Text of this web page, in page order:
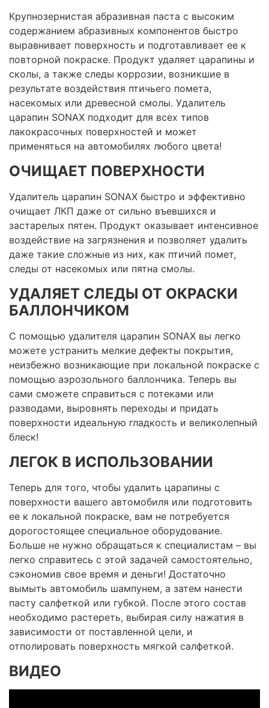
Крупнозернистая абразивная паста с высоким
содержанием абразивных компонентов быстро
выравнивает поверхность и подготавливает ее к
повторной покраске. Продукт удаляет царапины и
сколы, а также следы коррозии, возникшие в
результате воздействия птичьего помета,
насекомых или древесной смолы. Удалитель
царапин SONAX подходит для всех типов
лакокрасочных поверхностей и может
применяться на автомобилях любого цвета!
ОЧИЩАЕТ ПОВЕРХНОСТИ
Удалитель царапин SONAX быстро и эффективно
очищает ЛКП даже от сильно въевшихся и
застарелых пятен. Продукт оказывает интенсивное
воздействие на загрязнения и позволяет удалить
даже такие сложные из них, как птичий помет,
следы от насекомых или пятна смолы.
УДАЛЯЕТ СЛЕДЫ ОТ ОКРАСКИ
БАЛЛОНЧИКОМ
С помощью удалителя царапин SONAX вы легко
можете устранить мелкие дефекты покрытия,
неизбежно возникающие при локальной покраске с
помощью аэрозольного баллончика. Теперь вы
сами сможете справиться с потеками или
разводами, выровнять переходы и придать
поверхности идеальную гладкость и великолепный
блеск!
ЛЕГОК В ИСПОЛЬЗОВАНИИ
Теперь для того, чтобы удалить царапины с
поверхности вашего автомобиля или подготовить
ее к локальной покраске, вам не потребуется
дорогостоящее специальное оборудование.
Больше не нужно обращаться к специалистам – вы
легко справитесь с этой задачей самостоятельно,
сэкономив свое время и деньги! Достаточно
вымыть автомобиль шампунем, а затем нанести
пасту салфеткой или губкой. После этого состав
необходимо растереть, выбирая силу нажатия в
зависимости от поставленной цели, и
отполировать поверхность мягкой салфеткой.
ВИДЕО